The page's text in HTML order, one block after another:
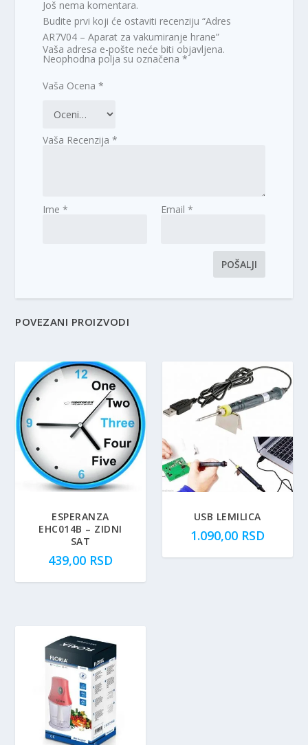
Još nema komentara.
Budite prvi koji će ostaviti recenziju “Adres
AR7V04 – Aparat za vakumiranje hrane”
Vaša adresa e-pošte neće biti objavljena.
Neophodna polja su označena*
Vaša Ocena*
Vaša Recenzija*
Ime* Email *
POVEZANI PROIZVODI
ESPERANZA
EHC014B – ZIDNI
SAT
439,00 RSD
USB LEMILICA
1.090,00 RSD